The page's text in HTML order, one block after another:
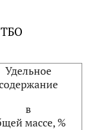
ТБО
Удельное
в
массе, %